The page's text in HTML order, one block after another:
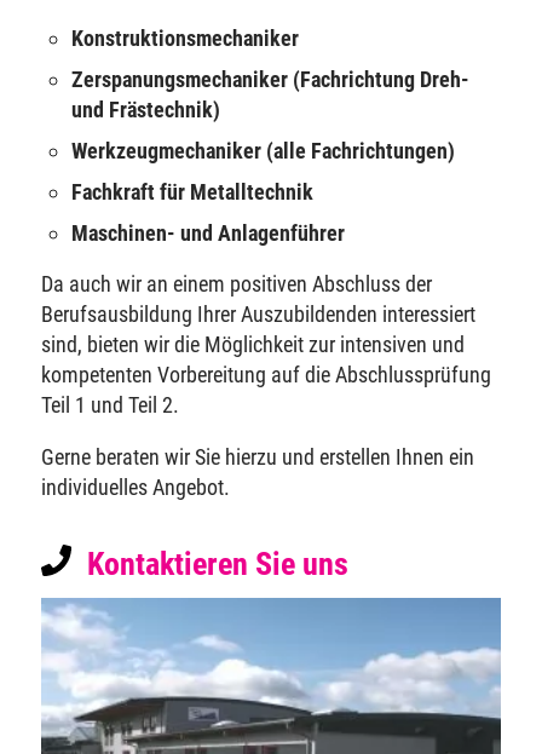
Konstruktionsmechaniker
Zerspanungsmechaniker (Fachrichtung Dreh-
und Frästechnik)
Werkzeugmechaniker (alle Fachrichtungen)
Fachkraft für Metalltechnik
Maschinen- und Anlagenführer
Da auch wir an einem positiven Abschluss der
Berufsausbildung Ihrer Auszubildenden interessiert
sind, bieten wir die Möglichkeit zur intensiven und
kompetenten Vorbereitung auf die Abschlussprüfung
Teil 1 und Teil 2.
Gerne beraten wir Sie hierzu und erstellen Ihnen ein
individuelles Angebot.
Kontaktieren Sie uns